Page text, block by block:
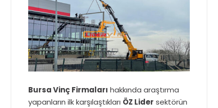
Bursa Vinç Firmaları hakkında araştırma
yapanların ilk karşılaştıkları ÖZ Lider sektörün